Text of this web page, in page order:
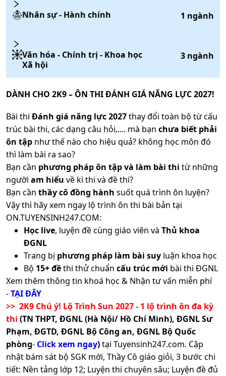
Nhân sự - Hành chính 1 ngành
Văn hóa - Chính trị - Khoa học
Xã hội
3 ngành
DÀNH CHO 2K9 – ÔN THI ĐÁNH GIÁ NĂNG LỰC 2027!
Bài thi Đánh giá năng lực 2027thay đổi toàn bộ từ cấu
trúc bài thi, các dạng câu hỏi,.... mà bạn chưa biết phải
ôn tập như thế nào cho hiệu quả? không học môn đó
thì làm bài ra sao?
Bạn cần phương pháp ôn tập và làm bài thi từ những
người am hiểu về kì thi và đề thi?
Bạn cần thầy cô đồng hành suốt quá trình ôn luyện?
Vậy thì hãy xem ngay lộ trình ôn thi bài bản tại
ON.TUYENSINH247.COM:
Học live, luyện đề cùng giáo viên và Thủ khoa
ĐGNL
Trang bị phương pháp làm bài suy luận khoa học
Bộ 15+ đềthi thử chuẩn cấu trúc mới bài thi ĐGNL
Xem thêm thông tin khoá học & Nhận tư vấn miễn phí
-TẠI ĐÂY
>> 2K9 Chú ý! Lộ Trình Sun 2027 - 1 lộ trình ôn đa kỳ
thi (TN THPT, ĐGNL (Hà Nội/ Hồ Chí Minh), ĐGNL Sư
Phạm, ĐGTD, ĐGNL Bộ Công an, ĐGNL Bộ Quốc
phòng- Click xem ngay)tại Tuyensinh247.com. Cập
nhật bám sát bộ SGK mới, Thầy Cô giáo giỏi, 3 bước chi
tiết: Nền tảng lớp 12; Luyện thi chuyên sâu; Luyện đề đủ